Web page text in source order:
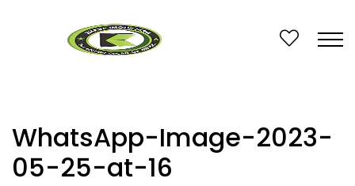
WhatsApp-Image-2023-
05-25-at-16